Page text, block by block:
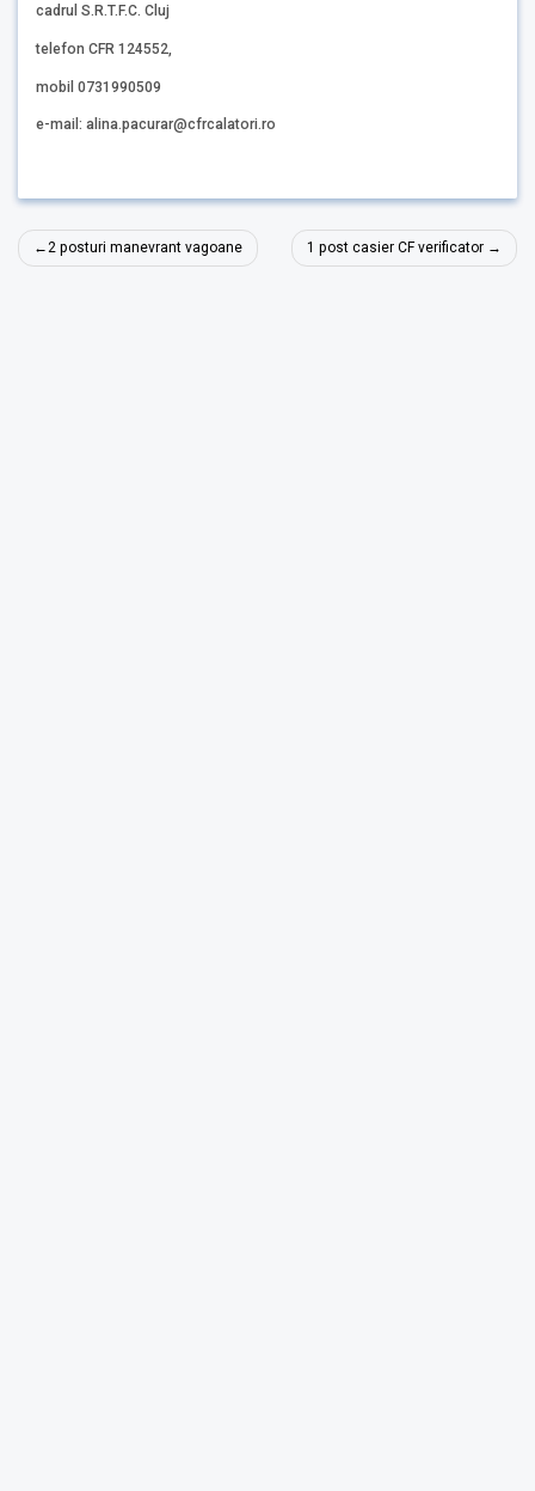
cadrul S.R.T.F.C. Cluj
telefon CFR 124552,
mobil 0731990509
e-mail: alina.pacurar@cfrcalatori.ro
Navigare
în
2 posturi manevrant vagoane 1 post casier CF verificator